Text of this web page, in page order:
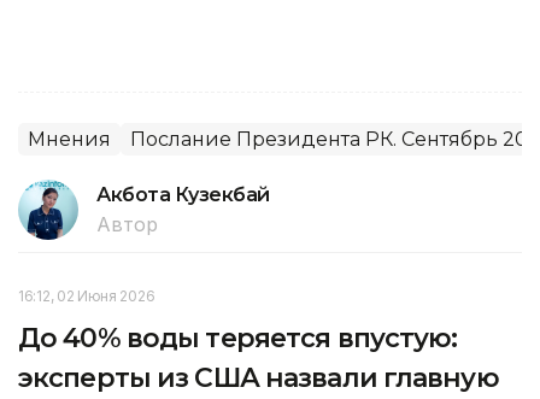
Мнения Послание Президента РК. Сентябрь
Акбота Кузекбай
Автор
16:12, 02 Июня 2026
До 40% воды теряется впустую:
эксперты из США назвали главную